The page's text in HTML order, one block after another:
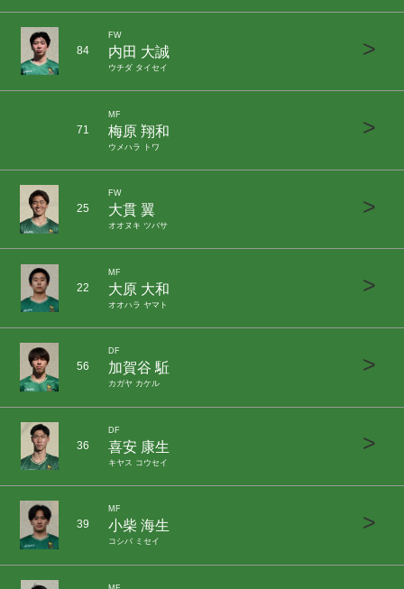
84
FW
内田 大誠
ウチダ タイセイ
>
71
MF
梅原 翔和
ウメハラ トワ
>
25
FW
大貫 翼
オオヌキ ツバサ
>
22
MF
大原 大和
オオハラ ヤマト
>
56
DF
加賀谷 駈
カガヤ カケル
>
36
DF
喜安 康生
キヤス コウセイ
>
39
MF
小柴 海生
コシバ ミセイ
>